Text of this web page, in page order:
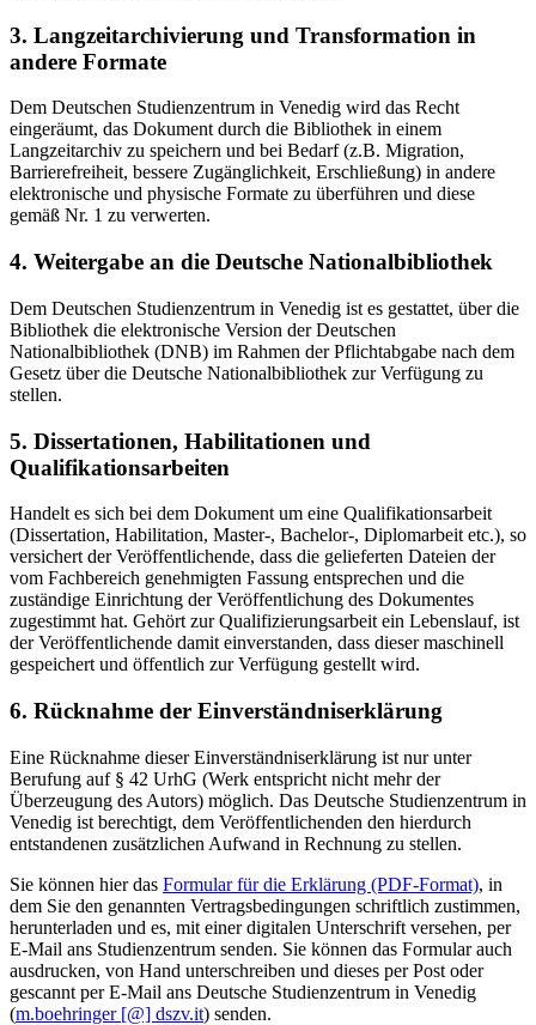
3. Langzeitarchivierung und Transformation in
andere Formate
Dem Deutschen Studienzentrum in Venedig wird das Recht
eingeräumt, das Dokument durch die Bibliothek in einem
Langzeitarchiv zu speichern und bei Bedarf (z.B. Migration,
Barrierefreiheit, bessere Zugänglichkeit, Erschließung) in andere
elektronische und physische Formate zu überführen und diese
gemäß Nr. 1 zu verwerten.
4. Weitergabe an die Deutsche Nationalbibliothek
Dem Deutschen Studienzentrum in Venedig ist es gestattet, über die
Bibliothek die elektronische Version der Deutschen
Nationalbibliothek (DNB) im Rahmen der Pflichtabgabe nach dem
Gesetz über die Deutsche Nationalbibliothek zur Verfügung zu
stellen.
5. Dissertationen, Habilitationen und
Qualifikationsarbeiten
Handelt es sich bei dem Dokument um eine Qualifikationsarbeit
(Dissertation, Habilitation, Master-, Bachelor-, Diplomarbeit etc.), so
versichert der Veröffentlichende, dass die gelieferten Dateien der
vom Fachbereich genehmigten Fassung entsprechen und die
zuständige Einrichtung der Veröffentlichung des Dokumentes
zugestimmt hat. Gehört zur Qualifizierungsarbeit ein Lebenslauf, ist
der Veröffentlichende damit einverstanden, dass dieser maschinell
gespeichert und öffentlich zur Verfügung gestellt wird.
6. Rücknahme der Einverständniserklärung
Eine Rücknahme dieser Einverständniserklärung ist nur unter
Berufung auf § 42 UrhG (Werk entspricht nicht mehr der
Überzeugung des Autors) möglich. Das Deutsche Studienzentrum in
Venedig ist berechtigt, dem Veröffentlichenden den hierdurch
entstandenen zusätzlichen Aufwand in Rechnung zu stellen.
Sie können hier das Formular für die Erklärung (PDF-Format), in
dem Sie den genannten Vertragsbedingungen schriftlich zustimmen,
herunterladen und es, mit einer digitalen Unterschrift versehen, per
E-Mail ans Studienzentrum senden. Sie können das Formular auch
ausdrucken, von Hand unterschreiben und dieses per Post oder
gescannt per E-Mail ans Deutsche Studienzentrum in Venedig
(m.boehringer [@] dszv.it) senden.